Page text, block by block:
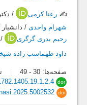
✍️ رعنا کرمی
/
شهرام واحدی /
رحیم بدری گرگری
داود طهماسب زاده
صفحه‌ها: 30
-
dor
doi